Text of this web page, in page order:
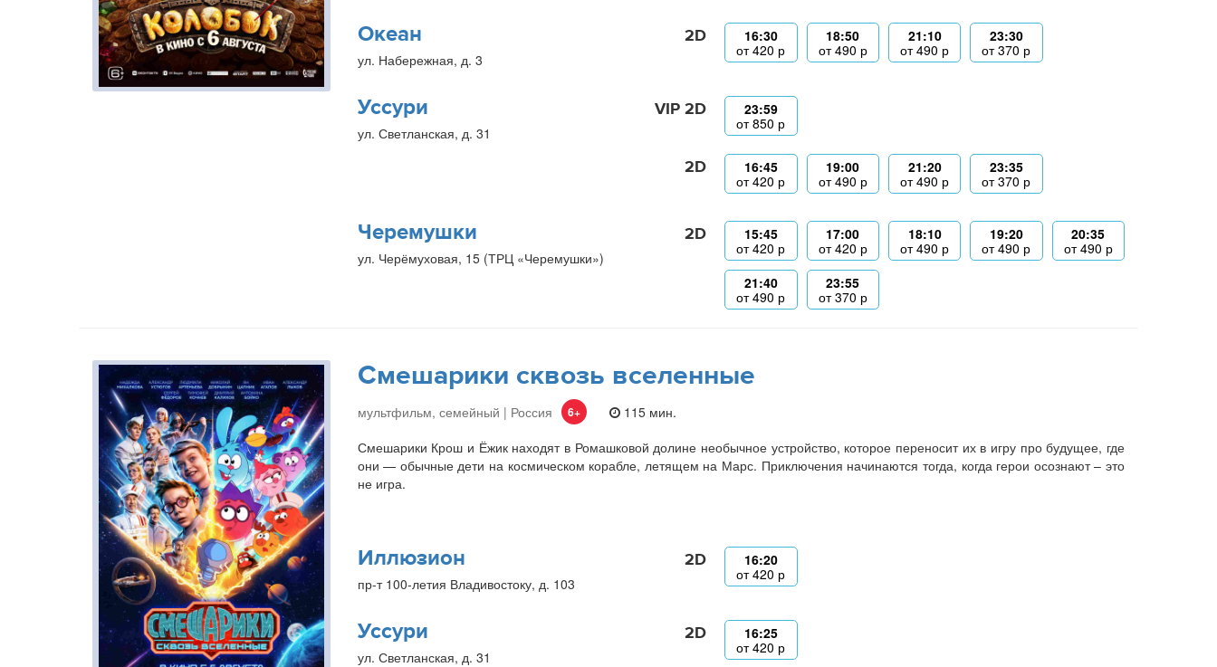
Океан
ул. Набережная, д. 3
2D
16:30
от420 р
18:50
от490 р
21:10
от490 р
23:30
от370 р
Уссури
ул. Светланская, д. 31
VIP 2D
23:59
от850 р
2D
16:45
от420 р
19:00
от490 р
21:20
от490 р
23:35
от370 р
Черемушки
ул. Черёмуховая, 15 (ТРЦ «Черемушки»)
2D
15:45
от420 р
17:00
от420 р
18:10
от490 р
19:20
от490 р
20:35
от490 р
21:40
от490 р
23:55
от370 р
Смешарики сквозь вселенные
мультфильм, семейный | Россия 6+
115 мин.
Смешарики Крош и Ёжик находят в Ромашковой долине необычное устройство, которое переносит их в игру про будущее, где
они — обычные дети на космическом корабле, летящем на Марс. Приключения начинаются тогда, когда герои осознают – это
не игра.
Иллюзион
пр-т 100-летия Владивостоку, д. 103
2D
16:20
от420 р
Уссури
ул. Светланская, д. 31
2D
16:25
от420 р